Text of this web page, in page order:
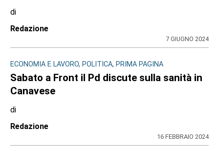
di
Redazione
7 GIUGNO 2024
ECONOMIA E LAVORO, POLITICA, PRIMA PAGINA
Sabato a Front il Pd discute sulla sanità in
Canavese
di
Redazione
16 FEBBRAIO 2024